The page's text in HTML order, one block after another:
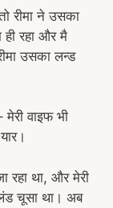
रीमा ने उसका
रहा और मै
उसका लन्ड
वाइफ भी
रहा था, और मेरी
चूसा था। अब